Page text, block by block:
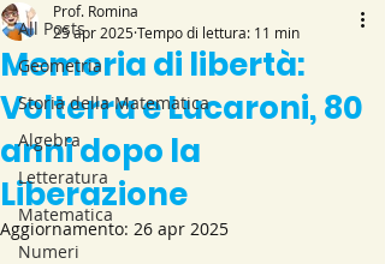
All Posts
Geometria
Storia della Matematica
Algebra
Letteratura
Matematica
Numeri
Memoria di libertà:
Volterra e Lucaroni, 80
anni dopo la
Liberazione
Prof. Romina
25 apr 2025Tempo di lettura: 11 min
Aggiornamento: 26 apr 2025